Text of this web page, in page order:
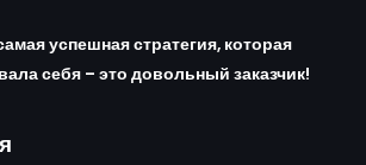
успешная стратегия, которая
себя – это довольный заказчик!